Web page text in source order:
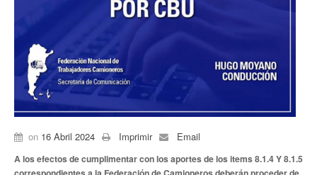
Revista Los Camioneros
Anuario 20 años
Biblioteca Sindical
Campañas de prevención
on 16 Abril 2024 Imprimir Email
A los efectos de cumplimentar con los aportes de los items 8.1.4 Y 8.1.5